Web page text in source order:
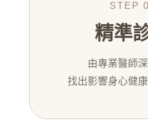
STEP
精準
由專業醫師
找出影響身心健